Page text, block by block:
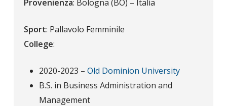
Provenienza: Bologna (BO) – Italia
Sport: Pallavolo Femminile
College:
2020-2023 – Old Dominion University
B.S. in Business Administration and
Management